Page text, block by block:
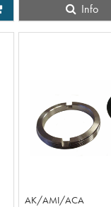
Info
AK/AMI/ACA